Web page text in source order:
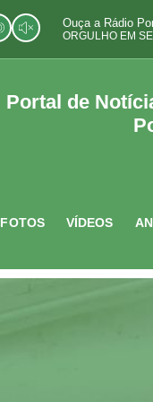
Ouça a Rádio
ORGULHO EM
Portal de
FOTOS VÍDEOS